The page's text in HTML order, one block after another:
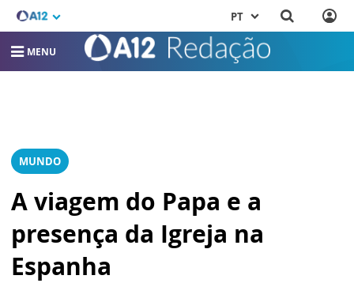
PT
MENU
MUNDO
A viagem do Papa e a
presença da Igreja na
Espanha